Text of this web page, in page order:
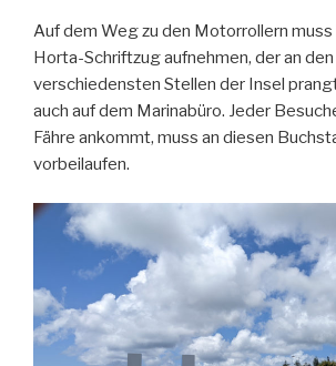
Auf dem Weg zu den Motorrollern muss
Horta-Schriftzug aufnehmen, der an den
verschiedensten Stellen der Insel
auch auf dem Marinabüro. Jeder
Fähre ankommt, muss an diesen
vorbeilaufen.